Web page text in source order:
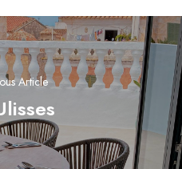
Article
Previous
post: